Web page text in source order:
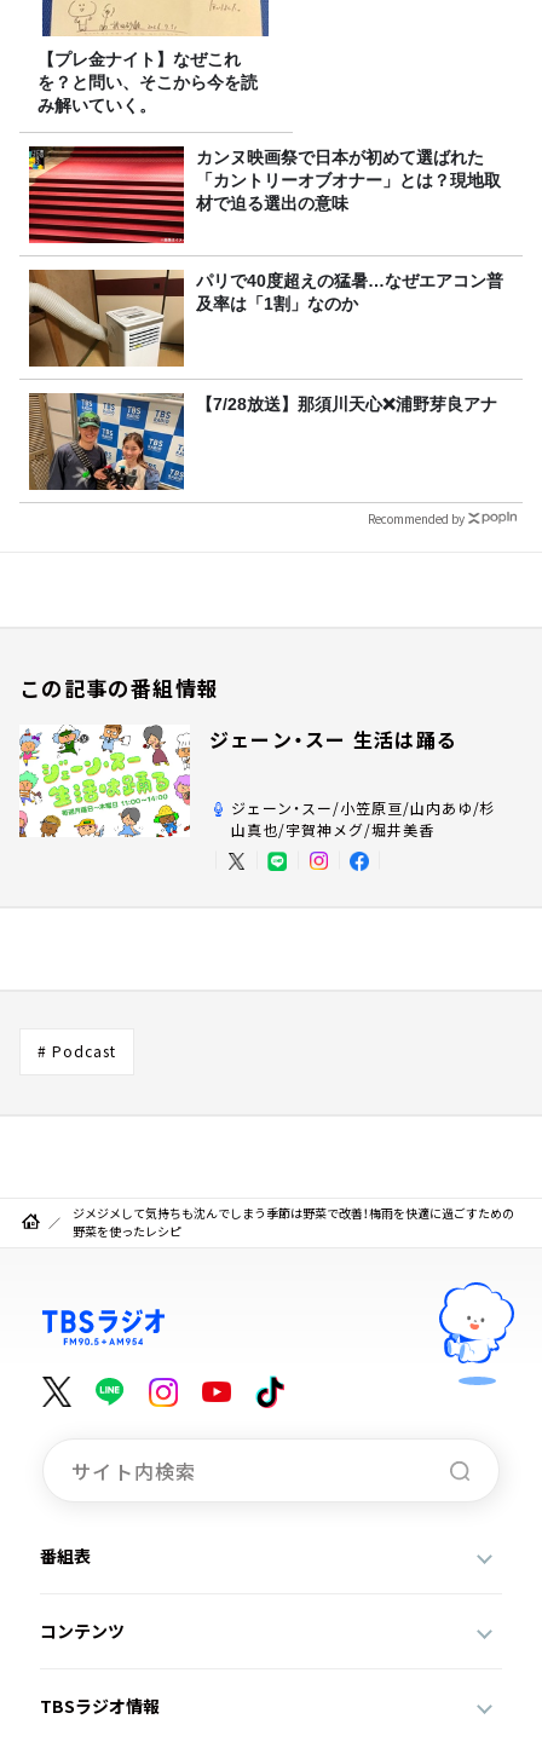
【プレ金ナイト】なぜこれ
を？と問い、そこから今を読
み解いていく。
カンヌ映画祭で日本が初めて選ばれた
「カントリーオブオナー」とは？現地取
材で迫る選出の意味
パリで40度超えの猛暑…なぜエアコン普
及率は「1割」なのか
【7/28放送】那須川天心❌浦野芽良アナ
Recommended by
この記事の番組情報
ジェーン・スー 生活は踊る
ジェーン・スー/小笠原亘/山内あゆ/杉
山真也/宇賀神メグ/堀井美香
# Podcast
ジメジメして気持ちも沈んでしまう季節は野菜で改善！梅雨を快適に過ごすための
野菜を使ったレシピ
番組表
コンテンツ
TBSラジオ情報